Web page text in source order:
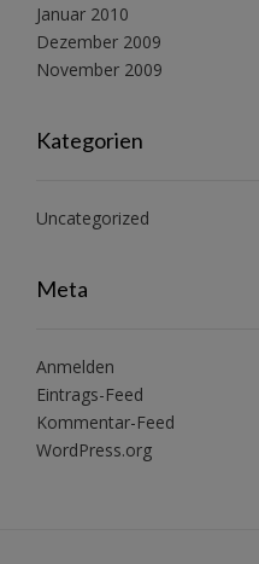
Januar 2010
Dezember 2009
November 2009
Kategorien
Uncategorized
Meta
Anmelden
Eintrags-Feed
Kommentar-Feed
WordPress.org